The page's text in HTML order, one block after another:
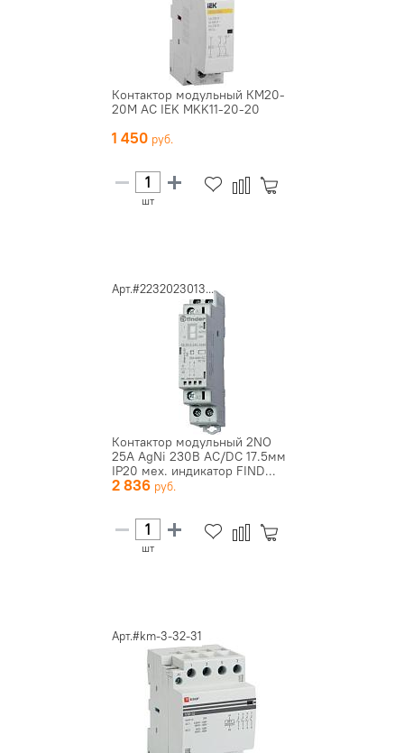
Контактор модульный КМ20-
20М AC IEK MKK11-20-20
1 450
шт
Арт.#2232023013...
Контактор модульный 2NO
25А AgNi 230В AC/DC 17.5мм
IP20 мех. индикатор FIND...
2 836
шт
Арт.#km-3-32-31